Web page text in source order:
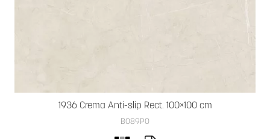
1936 Crema Anti-slip Rect. 100×100 cm
B089PO